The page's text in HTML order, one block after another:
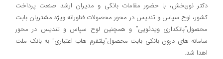
دکتر نوربخش، با حضور مقامات بانکی و مدیران ارشد صنعت پرداخت
کشور، لوح سپاس و تندیس در محور محصولات فناورانه ویژه مشتریان بابت
محصول”بانکداری ویدئویی” و همچنین لوح سپاس و تندیس در محور
سامانه های درون بانکی بابت محصول”پلتفرم هاب اعتباری” به بانک ملت
اهدا شد.